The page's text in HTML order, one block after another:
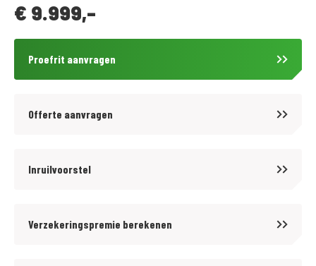
Verschillende betalingsmogelijkheden, o.a. in termijnen.
VERKOOPPRIJS IS INCLUSIEF ALLE RIJKLAARMAAK KOSTEN!
€ 9.999,-
Proefrit aanvragen
Offerte aanvragen
Inruilvoorstel
Verzekeringspremie berekenen